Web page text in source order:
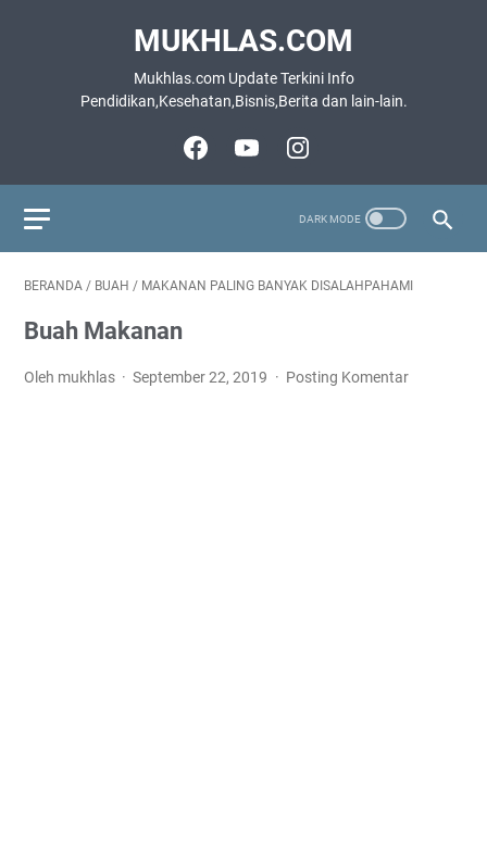
MUKHLAS.COM
Mukhlas.com Update Terkini Info
Pendidikan,Kesehatan,Bisnis,Berita dan lain-lain.
BERANDA / BUAH / MAKANAN PALING BANYAK DISALAHPAHAMI
Buah Makanan
Oleh mukhlas September 22, 2019 Posting Komentar